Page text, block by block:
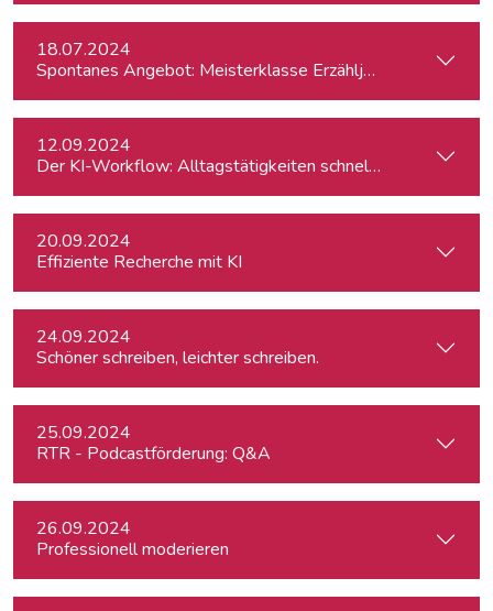
18.07.2024
Spontanes Angebot: Meisterklasse Erzähljournalismus –
12.09.2024
Der KI-Workflow: Alltagstätigkeiten schneller und
20.09.2024
Effiziente Recherche mit KI
24.09.2024
Schöner schreiben, leichter schreiben.
25.09.2024
RTR - Podcastförderung: Q&A
26.09.2024
Professionell moderieren